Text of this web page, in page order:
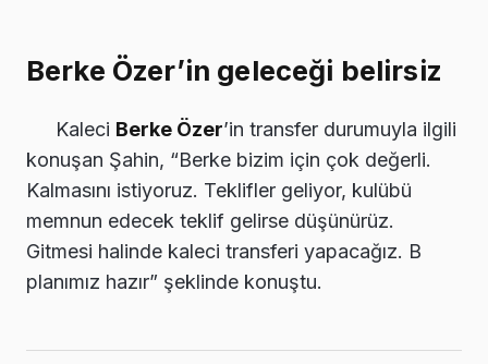
Berke Özer’in geleceği belirsiz
Kaleci Berke Özer’in transfer durumuyla ilgili
konuşan Şahin, “Berke bizim için çok değerli.
Kalmasını istiyoruz. Teklifler geliyor, kulübü
memnun edecek teklif gelirse düşünürüz.
Gitmesi halinde kaleci transferi yapacağız. B
planımız hazır” şeklinde konuştu.